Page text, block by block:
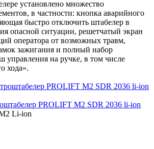
установлено множество
в частности: кнопка аварийного
быстро отключить штабелер в
опасной ситуации, решетчатый экран
оператора от возможных травм,
зажигания и полный набор
управления на ручке, в том числе
хода».
PROLIFT M2 SDR 2036 li-ion
Li-ion